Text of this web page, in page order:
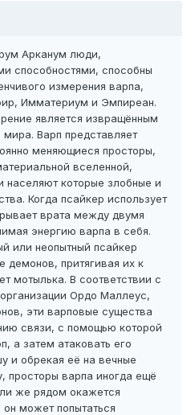
Арканум люди,
способностями, способны
измерения варпа,
Имматериум и Эмпиреан.
является извращённым
Варп представляет
меняющиеся просторы,
вселенной,
населяют которые злобные и
Когда псайкер использует
врата между двумя
энергию варпа в себя.
или неопытный псайкер
демонов, притягивая их к
мотылька. В соответствии с
Ордо Маллеус,
эти варповые существа
связи, с помощью которой
а затем атаковать его
и обрекая её на вечные
просторы варпа иногда ещё
же рядом окажется
может попытаться